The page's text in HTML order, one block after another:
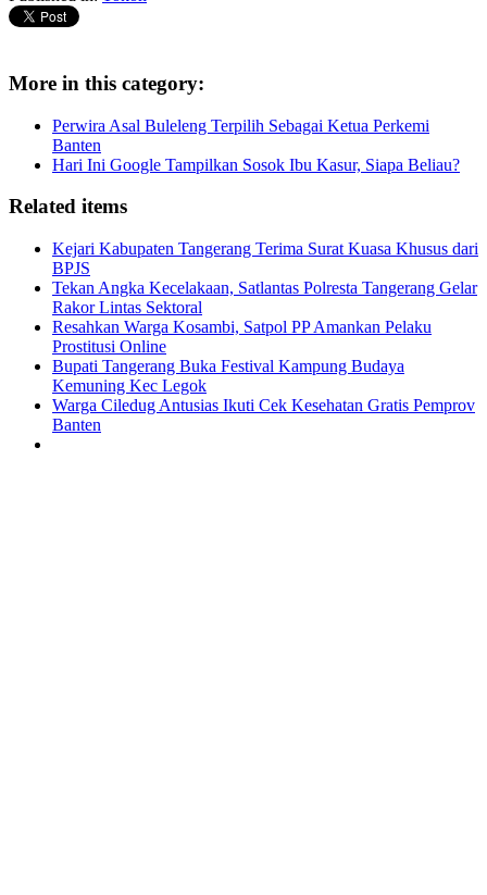
More in this category:
Perwira Asal Buleleng Terpilih Sebagai Ketua Perkemi
Banten
Hari Ini Google Tampilkan Sosok Ibu Kasur, Siapa Beliau?
Related items
Kejari Kabupaten Tangerang Terima Surat Kuasa Khusus dari
BPJS
Tekan Angka Kecelakaan, Satlantas Polresta Tangerang Gelar
Rakor Lintas Sektoral
Resahkan Warga Kosambi, Satpol PP Amankan Pelaku
Prostitusi Online
Bupati Tangerang Buka Festival Kampung Budaya
Kemuning Kec Legok
Warga Ciledug Antusias Ikuti Cek Kesehatan Gratis Pemprov
Banten